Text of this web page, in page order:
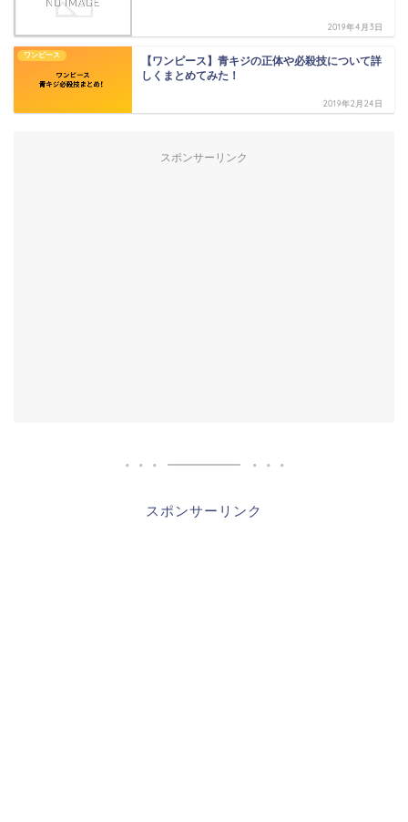
2019年4月3日
ワンピース
【ワンピース】青キジの正体や必殺技について詳
しくまとめてみた！
2019年2月24日
スポンサーリンク
スポンサーリンク